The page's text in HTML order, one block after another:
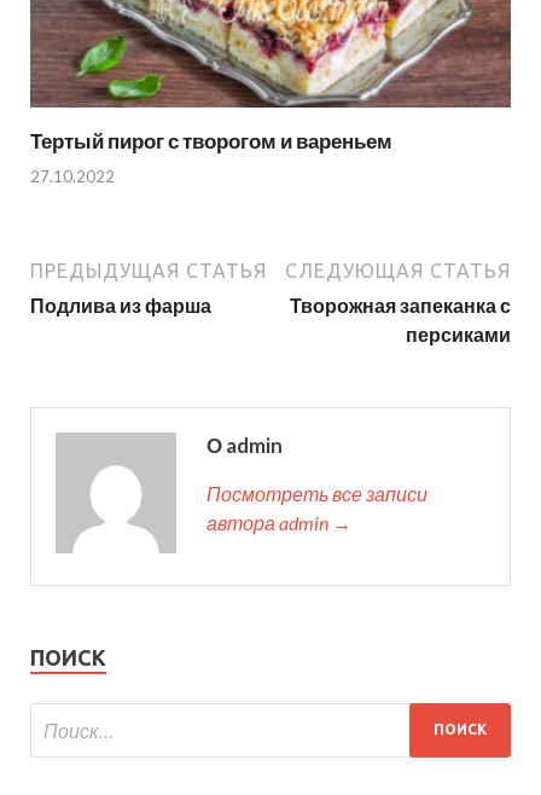
Тертый пирог с творогом и вареньем
27.10.2022
ПРЕДЫДУЩАЯ СТАТЬЯ
Подлива из фарша
СЛЕДУЮЩАЯ СТАТЬЯ
Творожная запеканка с
персиками
О admin
Посмотреть все записи
автора admin →
ПОИСК